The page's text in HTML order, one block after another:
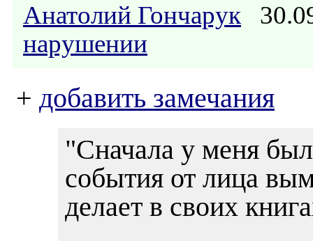
Анатолий Гончарук
нарушении
+ добавить замечания
"Сначала у меня
события от лица
делает в своих